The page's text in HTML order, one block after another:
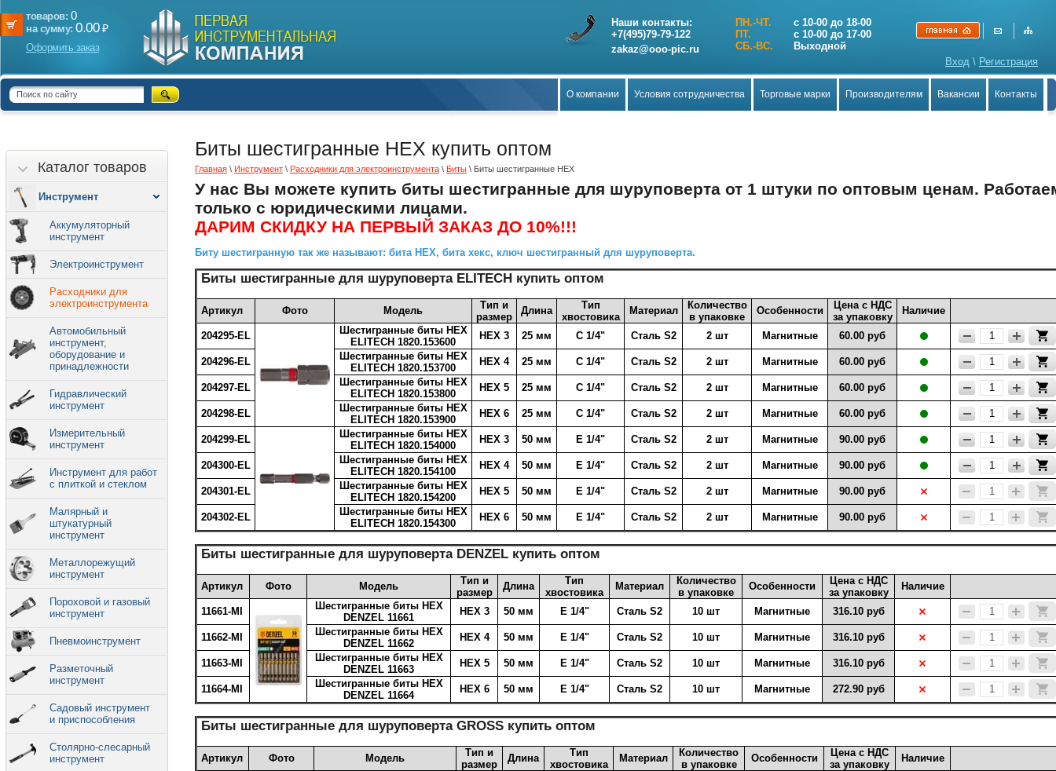
товаров: 0
на сумму: 0.00 ₽
Оформить заказ
Наши контакты:
+7(495)79-79-122
zakaz@ooo-pic.ru
ПН.-ЧТ.
ПТ.
СБ.-ВС.
с 10-00 до 18-00
с 10-00 до 17-00
Выходной
Вход \ Регистрация
О компании Условия сотрудничества Торговые марки Производителям Вакансии Контакты
Каталог товаров
Инструмент
Аккумуляторный
инструмент
Электроинструмент
Расходники для
электроинструмента
Автомобильный
инструмент,
оборудование и
принадлежности
Гидравлический
инструмент
Измерительный
инструмент
Инструмент для работ
с плиткой и стеклом
Малярный и
штукатурный
инструмент
Металлорежущий
инструмент
Пороховой и газовый
инструмент
Пневмоинструмент
Разметочный
инструмент
Садовый инструмент
и приспособления
Столярно-слесарный
инструмент
Биты шестигранные HEX купить оптом
Главная \ Инструмент \ Расходники для электроинструмента \ Биты \ Биты шестигранные HEX
У нас Вы можете купить биты шестигранные для шуруповерта от 1 штуки по оптовым ценам.
только с юридическими лицами.
ДАРИМ СКИДКУ НА ПЕРВЫЙ ЗАКАЗ ДО 10%!!!
Биту шестигранную так же называют: бита HEX, бита хекс, ключ шестигранный для шуруповерта.
Биты шестигранные для шуруповерта ELITECH купить оптом
Артикул Фото Модель
Тип и
размер
Длина
Тип
хвостовика
Материал
Количество
в упаковке
Особенности
Цена с НДС
за упаковку
Наличие
204295-EL
Шестигранные биты HEX
ELITECH 1820.153600
HEX 3 25 мм C 1/4" Cталь S2 2 шт Магнитные 60.00 руб
204296-EL
Шестигранные биты HEX
ELITECH 1820.153700
HEX 4 25 мм C 1/4" Cталь S2 2 шт Магнитные 60.00 руб
204297-EL
Шестигранные биты HEX
ELITECH 1820.153800
HEX 5 25 мм C 1/4" Cталь S2 2 шт Магнитные 60.00 руб
204298-EL
Шестигранные биты HEX
ELITECH 1820.153900
HEX 6 25 мм C 1/4" Cталь S2 2 шт Магнитные 60.00 руб
204299-EL
Шестигранные биты HEX
ELITECH 1820.154000
HEX 3 50 мм E 1/4" Cталь S2 2 шт Магнитные 90.00 руб
204300-EL
Шестигранные биты HEX
ELITECH 1820.154100
HEX 4 50 мм E 1/4" Cталь S2 2 шт Магнитные 90.00 руб
204301-EL
Шестигранные биты HEX
ELITECH 1820.154200
HEX 5 50 мм E 1/4" Cталь S2 2 шт Магнитные 90.00 руб
204302-EL
Шестигранные биты HEX
ELITECH 1820.154300
HEX 6 50 мм E 1/4" Cталь S2 2 шт Магнитные 90.00 руб
Биты шестигранные для шуруповерта DENZEL купить оптом
Артикул Фото Модель
Тип и
размер
Длина
Тип
хвостовика
Материал
Количество
в упаковке
Особенности
Цена с НДС
за упаковку
Наличие
11661-MI
Шестигранные биты HEX
DENZEL 11661
HEX 3 50 мм Е 1/4" Сталь S2 10 шт Магнитные 316.10 руб
11662-MI
Шестигранные биты HEX
DENZEL 11662
HEX 4 50 мм Е 1/4" Сталь S2 10 шт Магнитные 316.10 руб
11663-MI
Шестигранные биты HEX
DENZEL 11663
HEX 5 50 мм Е 1/4" Сталь S2 10 шт Магнитные 316.10 руб
11664-MI
Шестигранные биты HEX
DENZEL 11664
HEX 6 50 мм Е 1/4" Сталь S2 10 шт Магнитные 272.90 руб
Биты шестигранные для шуруповерта GROSS купить оптом
Артикул Фото Модель
Тип и
размер
Длина
Тип
хвостовика
Материал
Количество
в упаковке
Особенности
Цена с НДС
за упаковку
Наличие